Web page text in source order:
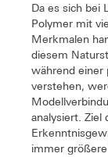
Da es sich bei
Polymer mit
Merkmalen
diesem
während einer
verstehen,
analysiert. Ziel
immer